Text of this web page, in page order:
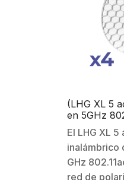
(LHG XL 5
en 5GHz
Antena de
con Más
Distancia”
El LHG XL
inalámbrico
GHz
red de